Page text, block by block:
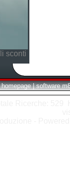
sconti
homepage | software